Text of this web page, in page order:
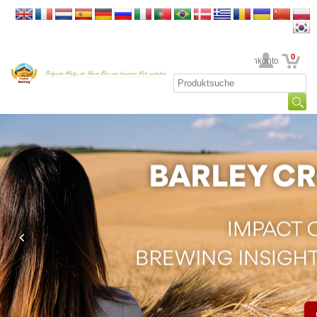
Ihr Kundenkonto 0